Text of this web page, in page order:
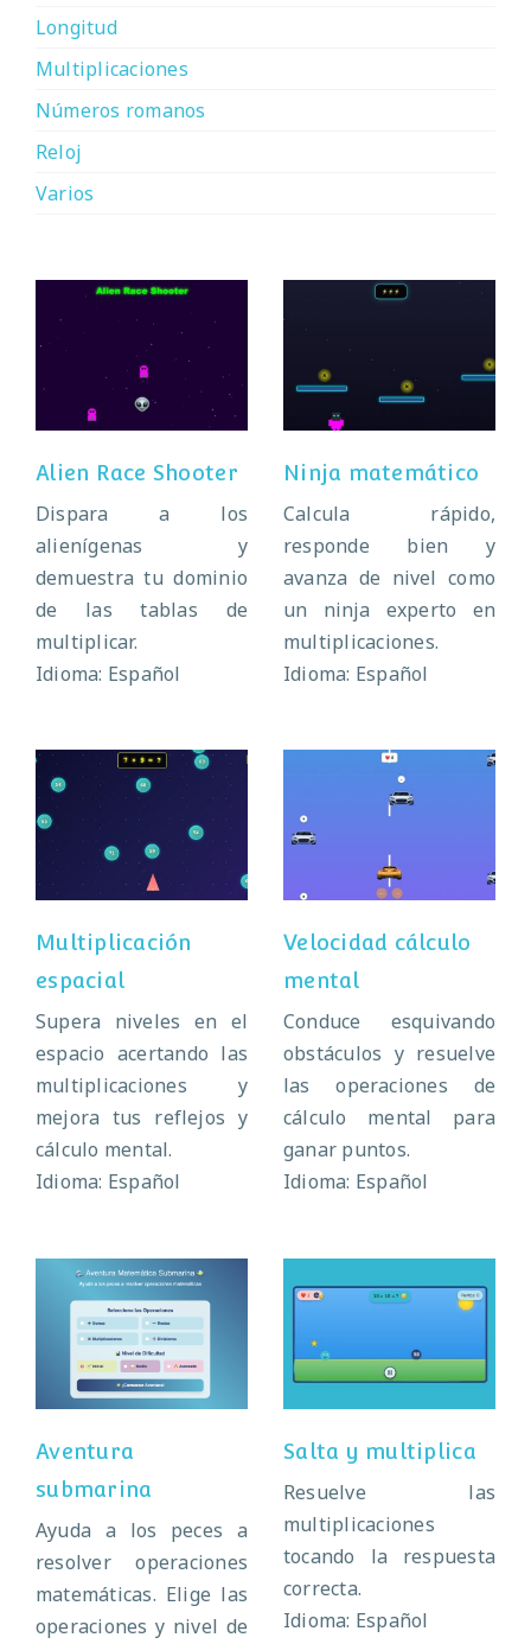
Longitud
Multiplicaciones
Números romanos
Reloj
Varios
Alien Race
Shooter
Alien Race Shooter
Dispara a los
alienígenas y
demuestra tu dominio
de las tablas de
multiplicar.
Idioma: Español
Ninja matemático
Ninja matemático
Calcula rápido,
responde bien y
avanza de nivel como
un ninja experto en
multiplicaciones.
Idioma: Español
espacial
Multiplicación
espacial
Supera niveles en el
espacio acertando las
multiplicaciones y
mejora tus reflejos y
cálculo mental.
Idioma: Español
Velocidad cálculo
mental
Velocidad cálculo
mental
Conduce esquivando
obstáculos y resuelve
las operaciones de
cálculo mental para
ganar puntos.
Idioma: Español
Aventura
submarina
Aventura
submarina
Ayuda a los peces a
resolver operaciones
matemáticas. Elige las
operaciones y nivel de
multiplica
Salta y multiplica
Resuelve las
multiplicaciones
tocando la respuesta
correcta.
Idioma: Español